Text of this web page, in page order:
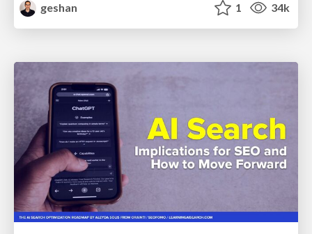
geshan
1 34k